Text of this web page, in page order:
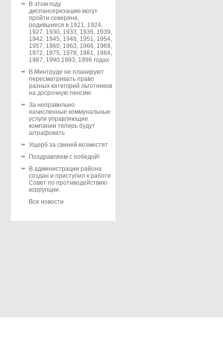
В этом году
диспансеризацию могут
пройти северяне,
родившиеся в 1921, 1924,
1927, 1930, 1933, 1936, 1939,
1942, 1945, 1948, 1951, 1954,
1957, 1960, 1963, 1966, 1969,
1972, 1975, 1978, 1981, 1984,
1987, 1990,1993, 1996 годах
В Минтруде не планируют
пересматривать право
разных категорий льготников
на досрочную пенсию
За неправильно
начисленные коммунальные
услуги управляющие
компании теперь будут
штрафовать
Ущерб за свиней возместят
Поздравляем с победой!
В администрации района
создан и приступил к работе
Совет по противодействию
коррупции.
Все новости